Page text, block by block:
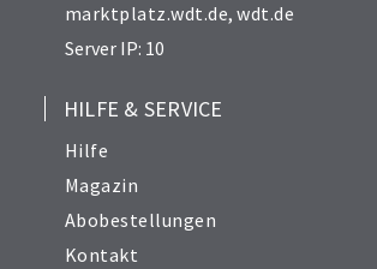
marktplatz.wdt.de,wdt.de
Server IP: 10
HILFE & SERVICE
Hilfe
Magazin
Abobestellungen
Kontakt